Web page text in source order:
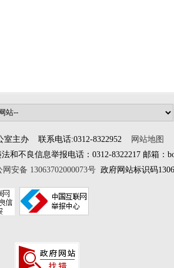
室主办 联系电话:0312-8322952
网站地图
良信息举报电话：0312-8322217 邮箱：
网安备 13063702000073号 政府网站标识码